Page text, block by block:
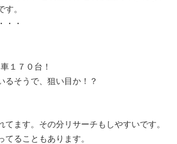
。
・・
１７０台！
るそうで、狙い目か！？
てます。その分リサーチもしやすいです。
てることもあります。